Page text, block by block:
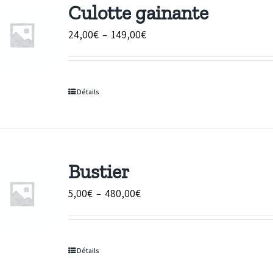
Culotte gainante
24,00€ – 149,00€Plage
Détails
Bustier
5,00€ – 480,00€Plage
Détails